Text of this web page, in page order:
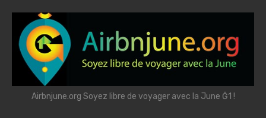
Airbnjune.org Soyez libre de voyager avec la June Ğ1 !